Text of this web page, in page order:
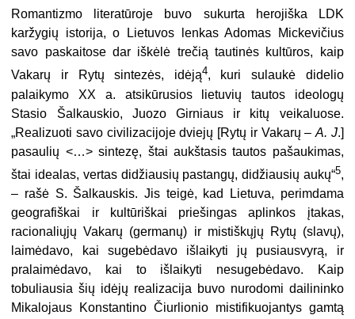
Romantizmo literatūroje buvo sukurta herojiška LDK
karžygių istorija, o Lietuvos lenkas Adomas Mickevičius
savo paskaitose dar iškėlė trečią tautinės kultūros, kaip
Vakarų ir Rytų sintezės, idėją4, kuri sulaukė didelio
palaikymo XX a. atsikūrusios lietuvių tautos ideologų
Stasio Šalkauskio, Juozo Girniaus ir kitų veikaluose.
„Realizuoti savo civilizacijoje dviejų [Rytų ir Vakarų – A. J.]
pasaulių <…> sintezę, štai aukštasis tautos pašaukimas,
štai idealas, vertas didžiausių pastangų, didžiausių aukų“5,
– rašė S. Šalkauskis. Jis teigė, kad Lietuva, perimdama
geografiškai ir kultūriškai priešingas aplinkos įtakas,
racionaliųjų Vakarų (germanų) ir mistiškųjų Rytų (slavų),
laimėdavo, kai sugebėdavo išlaikyti jų pusiausvyrą, ir
pralaimėdavo, kai to išlaikyti nesugebėdavo. Kaip
tobuliausia šių idėjų realizacija buvo nurodomi dailininko
Mikalojaus Konstantino Čiurlionio mistifikuojantys gamtą